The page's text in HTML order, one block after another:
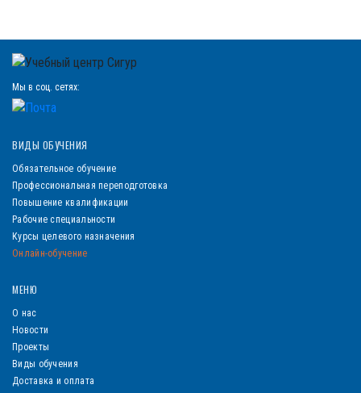
Мы в соц. сетях:
ВИДЫ ОБУЧЕНИЯ
Обязательное обучение
Профессиональная переподготовка
Повышение квалификации
Рабочие специальности
Курсы целевого назначения
Онлайн-обучение
МЕНЮ
О нас
Новости
Проекты
Виды обучения
Доставка и оплата